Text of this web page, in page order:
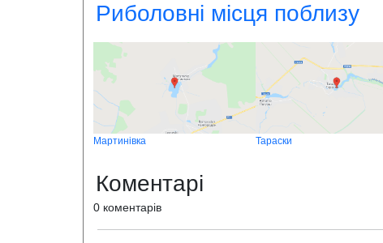
Риболовні місця поблизу
Мартинівка Тараски
Коментарі
0 коментарів